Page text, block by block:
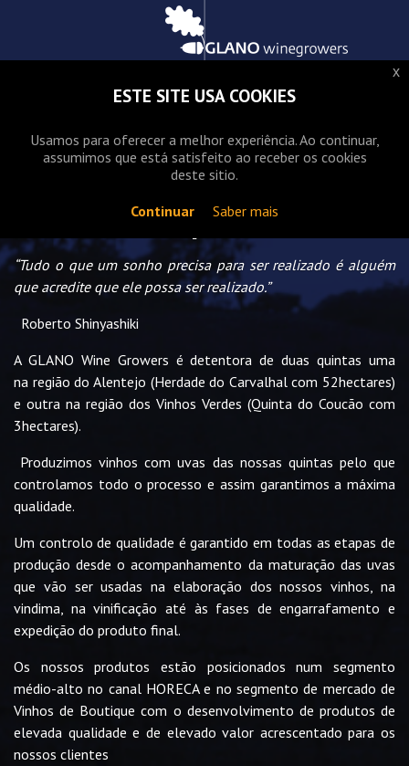
início
quinta do coucão
Empresa
“Tudo o que um sonho precisa para ser realizado é alguém
que acredite que ele possa ser realizado.”
Roberto Shinyashiki
A GLANO Wine Growers é detentora de duas quintas uma
na região do Alentejo (Herdade do Carvalhal com 52hectares)
e outra na região dos Vinhos Verdes (Quinta do Coucão com
3hectares).
Produzimos vinhos com uvas das nossas quintas pelo que
controlamos todo o processo e assim garantimos a máxima
qualidade.
Um controlo de qualidade é garantido em todas as etapas de
produção desde o acompanhamento da maturação das uvas
que vão ser usadas na elaboração dos nossos vinhos, na
vindima, na vinificação até às fases de engarrafamento e
expedição do produto final.
Os nossos produtos estão posicionados num segmento
médio-alto no canal HORECA e no segmento de mercado de
Vinhos de Boutique com o desenvolvimento de produtos de
elevada qualidade e de elevado valor acrescentado para os
nossos clientes
ESTE SITE USA COOKIES
Usamos para oferecer a melhor experiência. Ao continuar,
assumimos que está satisfeito ao receber os cookies
deste sitio.
Continuar
Saber mais
x